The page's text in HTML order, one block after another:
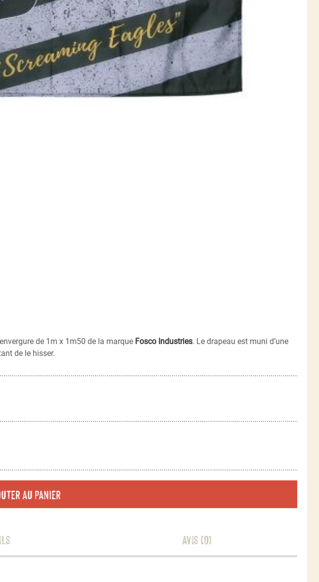
envergure de 1m x 1m50 de la marque Fosco Industries. Le drapeau est muni d’une
de le hisser.
AU PANIER
Avis (0)